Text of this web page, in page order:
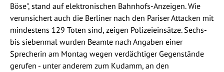
Böse", stand auf elektronischen Bahnhofs-Anzeigen. Wie
verunsichert auch die Berliner nach den Pariser Attacken mit
mindestens 129 Toten sind, zeigen Polizeieinsätze. Sechs-
bis siebenmal wurden Beamte nach Angaben einer
Sprecherin am Montag wegen verdächtiger Gegenstände
gerufen - unter anderem zum Kudamm, an den